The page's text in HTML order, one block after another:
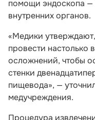
помощи эндоскопа —
внутренних органов.
«Медики
провести настолько
осложнений, чтобы
стенки
пищевода», —
медучреждения.
Процедура